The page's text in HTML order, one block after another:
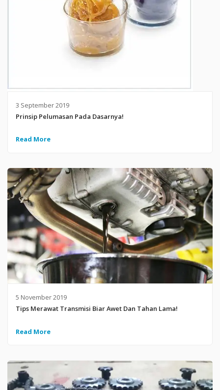
3 September 2019
Prinsip Pelumasan Pada Dasarnya!
Read More
5 November 2019
Tips Merawat Transmisi Biar Awet Dan Tahan Lama!
Read More